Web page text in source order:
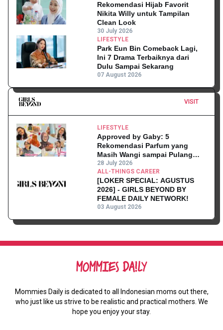
Rekomendasi Hijab Favorit
Nikita Willy untuk Tampilan
Clean Look
30 July 2026
LIFESTYLE
Park Eun Bin Comeback Lagi,
Ini 7 Drama Terbaiknya dari
Dulu Sampai Sekarang
07 August 2026
VISIT
LIFESTYLE
Approved by Gaby: 5
Rekomendasi Parfum yang
Masih Wangi sampai Pulang
Kantor
28 July 2026
ALL-THINGS CAREER
[LOKER SPECIAL: AGUSTUS
2026] - GIRLS BEYOND BY
FEMALE DAILY NETWORK!
03 August 2026
Mommies Daily is dedicated to all Indonesian moms out there,
who just like us strive to be realistic and practical mothers. We
hope you enjoy your stay.